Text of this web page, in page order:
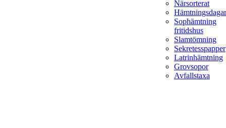
Närsorterat
Hämtningsdagar
Sophämtning
fritidshus
Slamtömning
Sekretesspapper
Latrinhämtning
Grovsopor
Avfallstaxa